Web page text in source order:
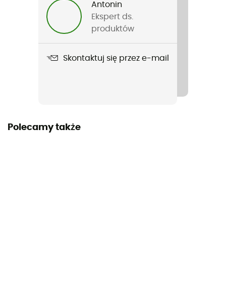
Nazwa produktu
Cordelette de rechange CORD-TEC
new
Antonin
Ekspert ds.
produktów
Skontaktuj się przez e-mail
Polecamy także